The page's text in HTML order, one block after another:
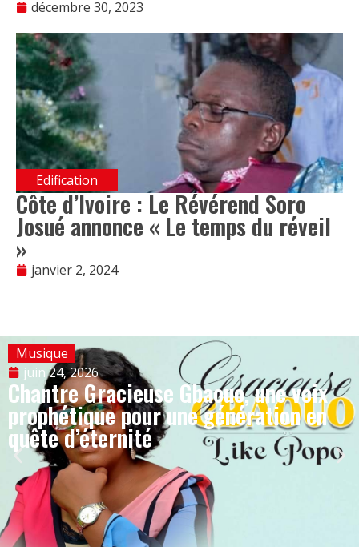
décembre 30, 2023
Edification
Côte d’Ivoire : Le Révérend Soro
Josué annonce « Le temps du réveil
»
janvier 2, 2024
Musique
juin 24, 2026
Chantre Gracieuse Gbaouo, une voix
prophétique pour une génération en
quête d’éternité